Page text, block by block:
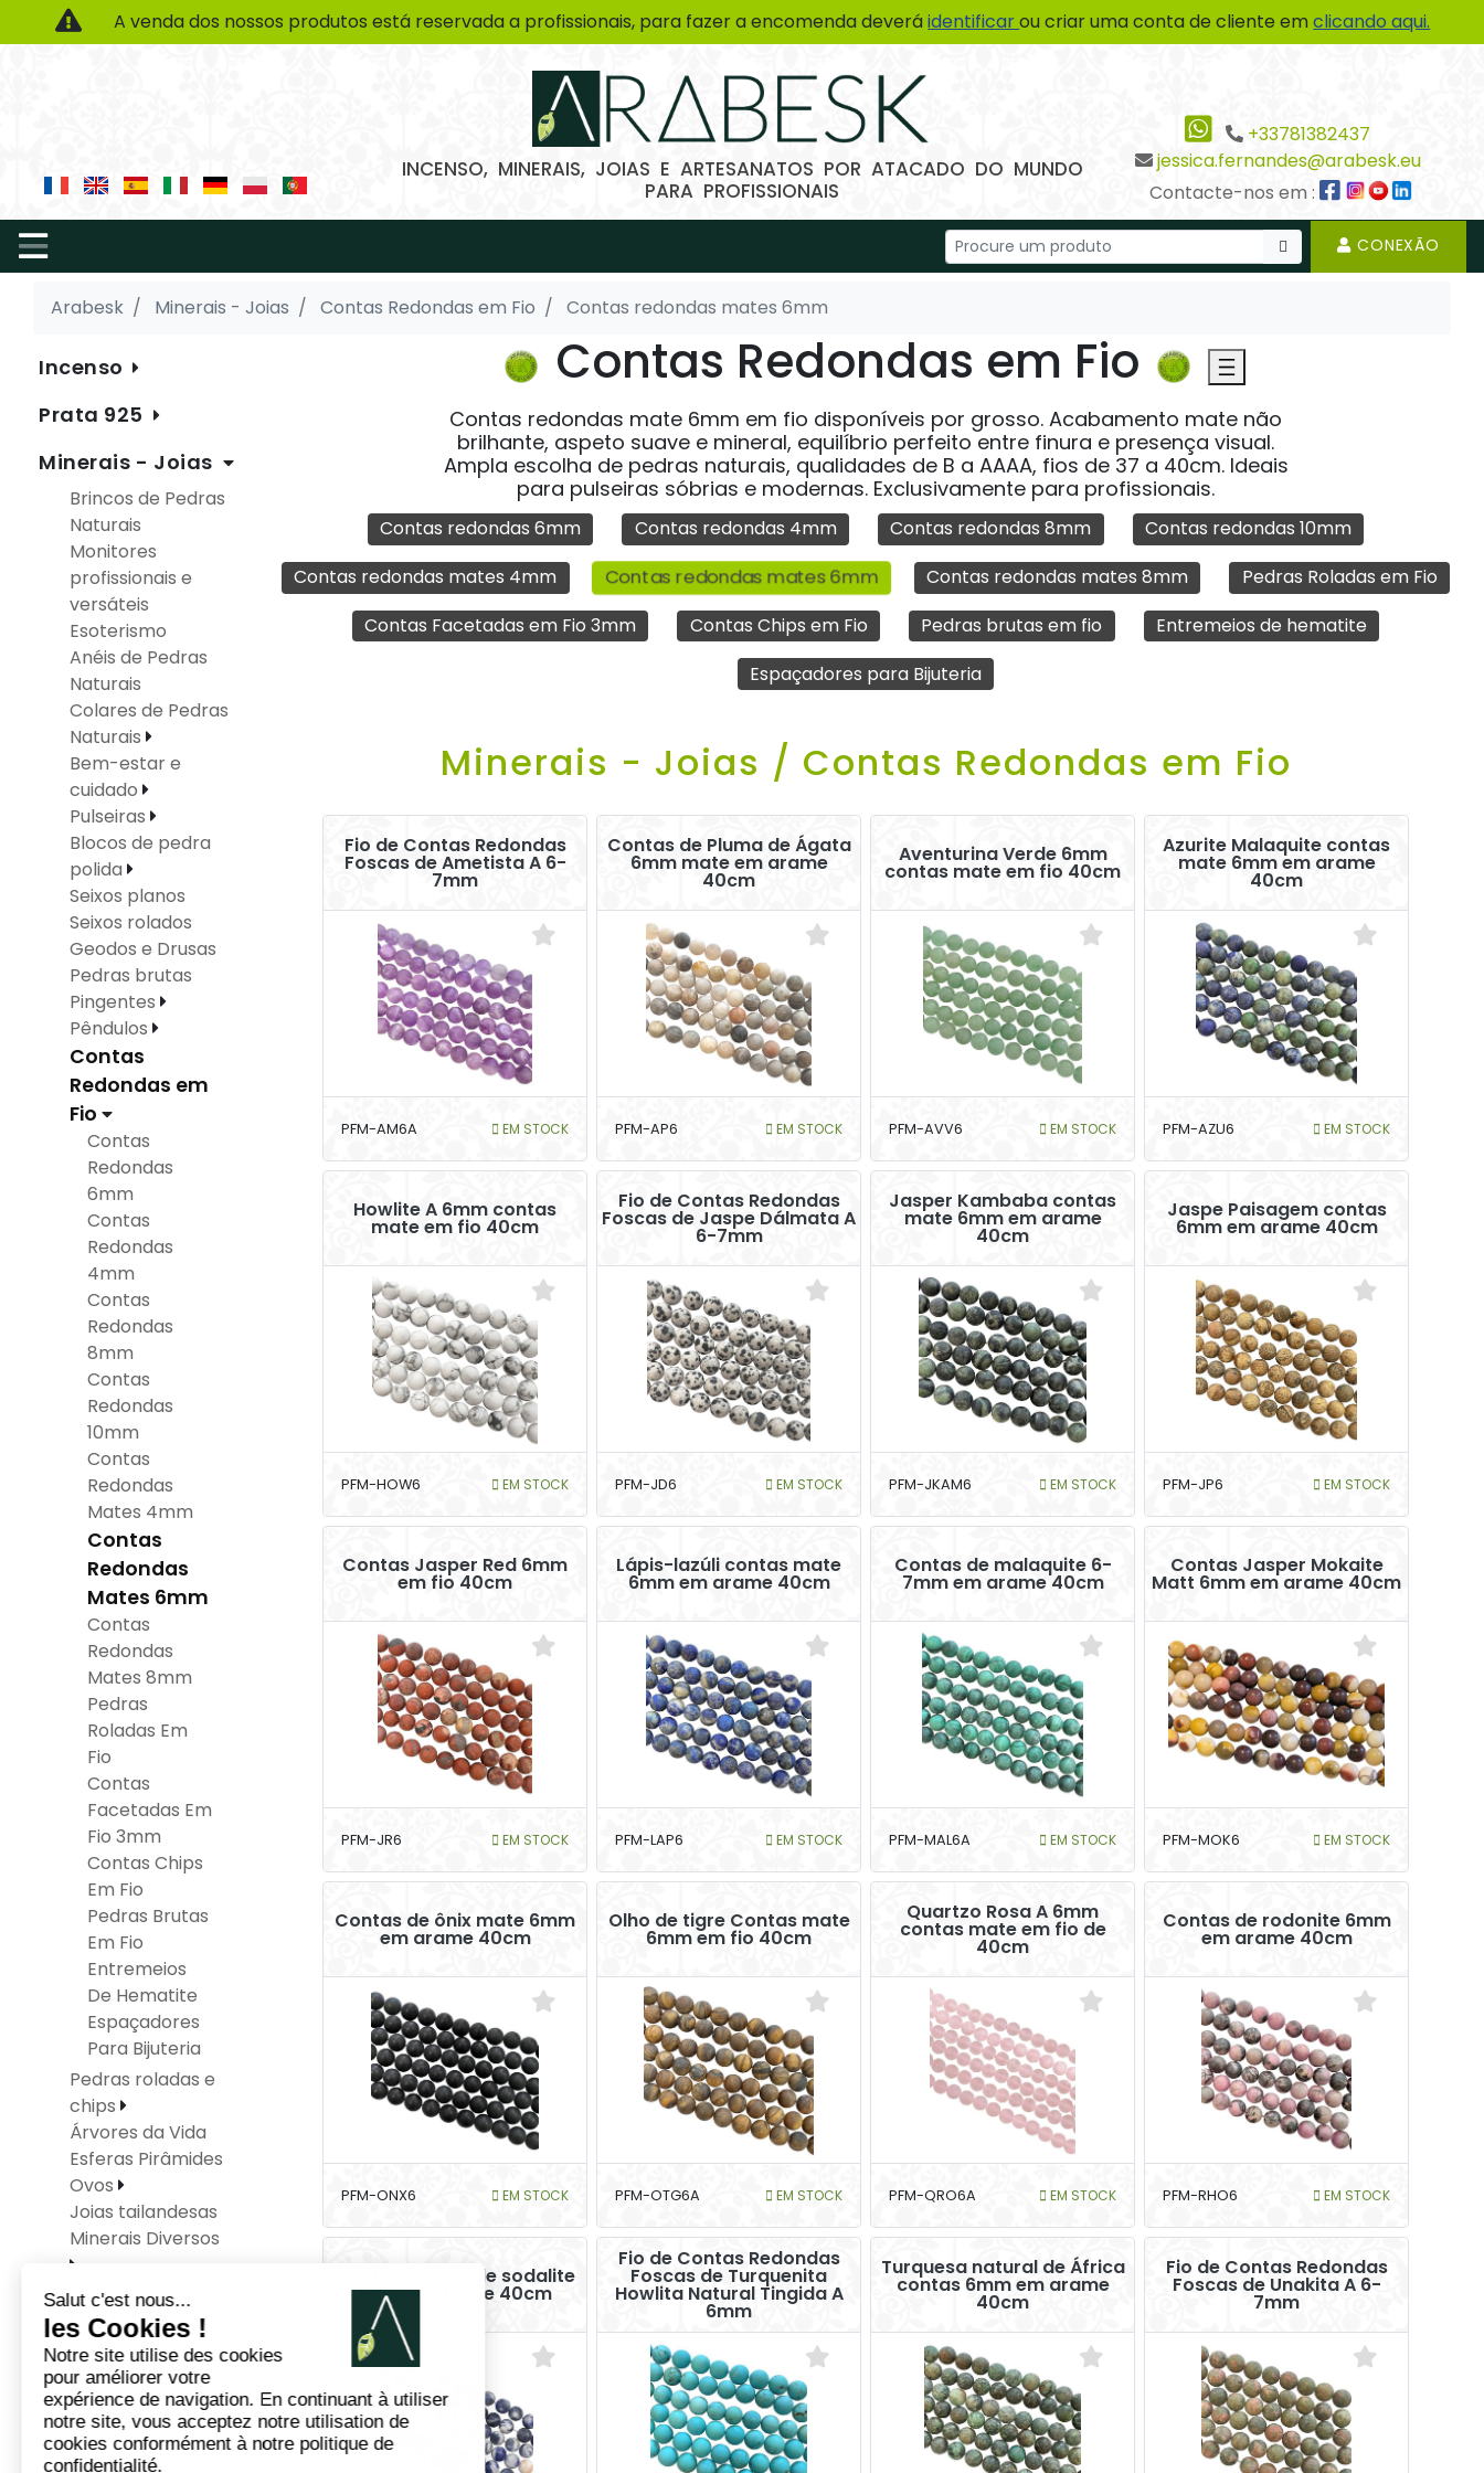
A venda dos nossos produtos está reservada a profissionais, para fazer a encomenda deveráidentificarou criar uma conta de cliente emclicando aqui.
INCENSO, MINERAIS, JOIAS E ARTESANATOS POR ATACADO DO MUNDO
PARA PROFISSIONAIS
+33781382437
jessica.fernandes@arabesk.eu
Contacte-nos em :
CONEXÃO
Arabesk Minerais - Joias Contas Redondas em Fio Contas redondas mates 6mm
Incenso
Prata 925
Minerais - Joias
Brincos de Pedras
Naturais
Monitores
profissionais e
versáteis
Esoterismo
Anéis de Pedras
Naturais
Colares de Pedras
Naturais
Bem-estar e
cuidado
Pulseiras
Blocos de pedra
polida
Seixos planos
Seixos rolados
Geodos e Drusas
Pedras brutas
Pingentes
Pêndulos
Contas
Redondas em
Fio
Contas
Redondas
6mm
Contas
Redondas
4mm
Contas
Redondas
8mm
Contas
Redondas
10mm
Contas
Redondas
Mates 4mm
Contas
Redondas
Mates 6mm
Contas
Redondas
Mates 8mm
Pedras
Roladas Em
Fio
Contas
Facetadas Em
Fio 3mm
Contas Chips
Em Fio
Pedras Brutas
Em Fio
Entremeios
De Hematite
Espaçadores
Para Bijuteria
Pedras roladas e
chips
Árvores da Vida
Esferas Pirâmides
Ovos
Joias tailandesas
Minerais Diversos
Accessoires Bijoux
Venda em lote
Artesanato
Contas Redondas em Fio
Contas redondas mate 6mm em fio disponíveis por grosso. Acabamento mate não
brilhante, aspeto suave e mineral, equilíbrio perfeito entre finura e presença visual.
Ampla escolha de pedras naturais, qualidades de B a AAAA, fios de 37 a 40cm. Ideais
para pulseiras sóbrias e modernas. Exclusivamente para profissionais.
Contas redondas 6mm Contas redondas 4mm Contas redondas 8mm
Contas redondas 10mm
Contas redondas mates 4mm
Contas redondas mates 6mm Contas redondas mates 8mm
Pedras Roladas em Fio
Contas Facetadas em Fio 3mm
Contas Chips em Fio Pedras brutas em fio
Entremeios de hematite
Espaçadores para Bijuteria
Minerais - Joias / Contas Redondas em Fio
Fio de Contas Redondas
Foscas de Ametista A 6-
7mm
PFM-AM6A EM STOCK
Contas de Pluma de Ágata
6mm mate em arame
40cm
PFM-AP6 EM STOCK
Aventurina Verde 6mm
contas mate em fio 40cm
PFM-AVV6 EM STOCK
Azurite Malaquite contas
mate 6mm em arame
40cm
PFM-AZU6 EM STOCK
Howlite A 6mm contas
mate em fio 40cm
PFM-HOW6 EM STOCK
Fio de Contas Redondas
Foscas de Jaspe Dálmata A
6-7mm
PFM-JD6 EM STOCK
Jasper Kambaba contas
mate 6mm em arame
40cm
PFM-JKAM6 EM STOCK
Jaspe Paisagem contas
6mm em arame 40cm
PFM-JP6 EM STOCK
Contas Jasper Red 6mm
em fio 40cm
PFM-JR6 EM STOCK
Lápis-lazúli contas mate
6mm em arame 40cm
PFM-LAP6 EM STOCK
Contas de malaquite 6-
7mm em arame 40cm
PFM-MAL6A EM STOCK
Contas Jasper Mokaite
Matt 6mm em arame 40cm
PFM-MOK6 EM STOCK
Contas de ônix mate 6mm
em arame 40cm
PFM-ONX6 EM STOCK
Olho de tigre Contas mate
6mm em fio 40cm
PFM-OTG6A EM STOCK
Quartzo Rosa A 6mm
contas mate em fio de
40cm
PFM-QRO6A EM STOCK
Contas de rodonite 6mm
em arame 40cm
PFM-RHO6 EM STOCK
Contas foscas de sodalite
6mm em fio de 40cm
Fio de Contas Redondas
Foscas de Turquenita
Howlita Natural Tingida A
6mm
Turquesa natural de África
contas 6mm em arame
40cm
Fio de Contas Redondas
Foscas de Unakita A 6-
7mm